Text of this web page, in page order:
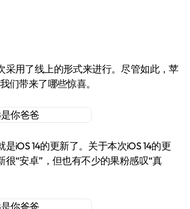
用了线上的形式来进行。尽管如此，苹
们带来了哪些惊喜。
iOS 14的更新了。关于本次iOS 14的更
“安卓”，但也有不少的果粉感叹“真